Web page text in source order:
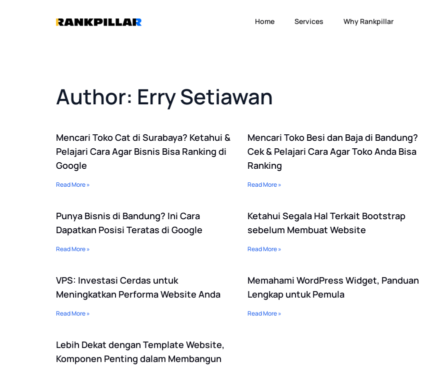
Home Services Why Rankpillar
Author: Erry Setiawan
Mencari Toko Cat di Surabaya? Ketahui &
Pelajari Cara Agar Bisnis Bisa Ranking di
Google
Read More »
Mencari Toko Besi dan Baja di Bandung?
Cek & Pelajari Cara Agar Toko Anda Bisa
Ranking
Read More »
Punya Bisnis di Bandung? Ini Cara
Dapatkan Posisi Teratas di Google
Read More »
Ketahui Segala Hal Terkait Bootstrap
sebelum Membuat Website
Read More »
VPS: Investasi Cerdas untuk
Meningkatkan Performa Website Anda
Read More »
Memahami WordPress Widget, Panduan
Lengkap untuk Pemula
Read More »
Lebih Dekat dengan Template Website,
Komponen Penting dalam Membangun